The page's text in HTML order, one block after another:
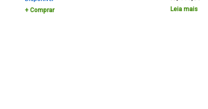
Comprar Leia mais